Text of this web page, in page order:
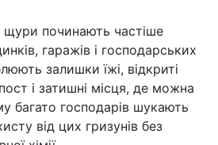
Політика
Світ
Наука
щури починають частіше
гаражів і господарських
залишки їжі, відкриті
і затишні місця, де можна
багато господарів шукають
від цих гризунів без